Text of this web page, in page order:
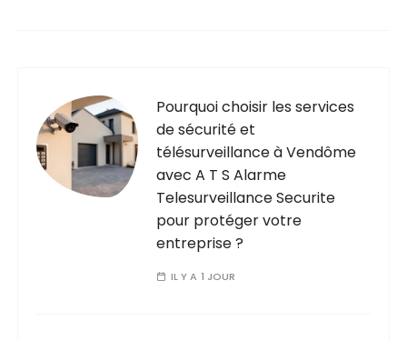
Pourquoi choisir les services
de sécurité et
télésurveillance à Vendôme
avec A T S Alarme
Telesurveillance Securite
pour protéger votre
entreprise ?
IL Y A 1 JOUR